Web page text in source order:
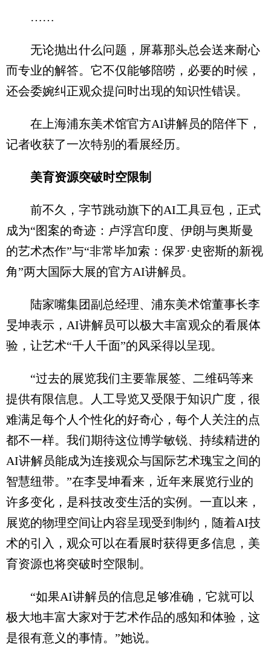
……
无论抛出什么问题，屏幕那头总会送来耐心
而专业的解答。它不仅能够陪唠，必要的时候，
还会委婉纠正观众提问时出现的知识性错误。
在上海浦东美术馆官方AI讲解员的陪伴下，
记者收获了一次特别的看展经历。
美育资源突破时空限制
前不久，字节跳动旗下的AI工具豆包，正式
成为“图案的奇迹：卢浮宫印度、伊朗与奥斯曼
的艺术杰作”与“非常毕加索：保罗·史密斯的新视
角”两大国际大展的官方AI讲解员。
陆家嘴集团副总经理、浦东美术馆董事长李
旻坤表示，AI讲解员可以极大丰富观众的看展体
验，让艺术“千人千面”的风采得以呈现。
“过去的展览我们主要靠展签、二维码等来
提供有限信息。人工导览又受限于知识广度，很
难满足每个人个性化的好奇心，每个人关注的点
都不一样。我们期待这位博学敏锐、持续精进的
AI讲解员能成为连接观众与国际艺术瑰宝之间的
智慧纽带。”在李旻坤看来，近年来展览行业的
许多变化，是科技改变生活的实例。一直以来，
展览的物理空间让内容呈现受到制约，随着AI技
术的引入，观众可以在看展时获得更多信息，美
育资源也将突破时空限制。
“如果AI讲解员的信息足够准确，它就可以
极大地丰富大家对于艺术作品的感知和体验，这
是很有意义的事情。”她说。